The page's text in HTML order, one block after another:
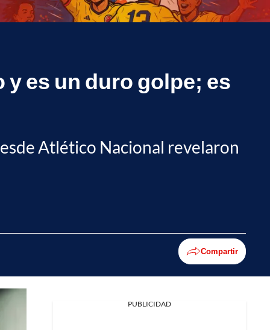
es un duro golpe; es
Atlético Nacional revelaron
Compartir
PUBLICIDAD